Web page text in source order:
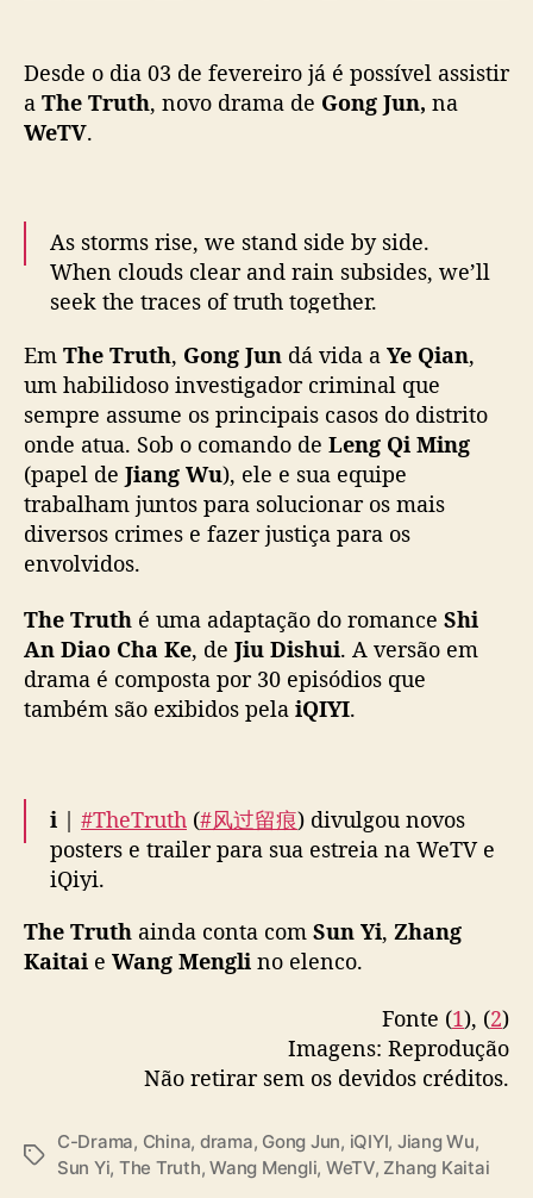
G
o
n
,
j
á
s
t
á
d
i
s
p
o
v
e
l
V
Desde o dia 03 de fevereiro já é possível assistir
a The Truth, novo drama de Gong Jun, na
WeTV.
As storms rise, we stand side by side.
When clouds clear and rain subsides, we’ll
seek the traces of truth together.
☂️#TheTruthPremieres 3 February on WeTV.
✨Starring#GongJun #JiangWu #SunYi#风过
留痕 #龚俊 #姜武 #孙怡#WeTV
#WeTVAlwaysMore
pic.twitter.com/qpJX4evX62
— WeTV.Official (@WeTVOfficial)
Em The Truth, Gong Jun dá vida a Ye Qian,
um habilidoso investigador criminal que
sempre assume os principais casos do distrito
onde atua. Sob o comando de Leng Qi Ming
(papel de Jiang Wu), ele e sua equipe
trabalham juntos para solucionar os mais
diversos crimes e fazer justiça para os
envolvidos.
The Truth é uma adaptação do romance Shi
An Diao Cha Ke, de Jiu Dishui. A versão em
drama é composta por 30 episódios que
também são exibidos pela iQIYI.
ℹ️ | #TheTruth (#风过留痕) divulgou novos
posters e trailer para sua estreia na WeTV e
iQiyi.
Inspirado em casos reais, o cdrama criminal
é estrelado por#GongJun,#JiangWu
de Tecnologia Criminal resolvendo casos
pic.twitter.com/W9a1BSRvMf
— Drama Observer (@dramaobs) February 4,
2026
The Truth ainda conta com Sun Yi, Zhang
Kaitai e Wang Mengli no elenco.
Fonte (1), (2)
Imagens: Reprodução
Não retirar sem os devidos créditos.
T
C-Drama, China, drama, Gong Jun, iQIYI, Jiang Wu,
Sun Yi, The Truth,Wang Mengli, WeTV, Zhang Kaitai